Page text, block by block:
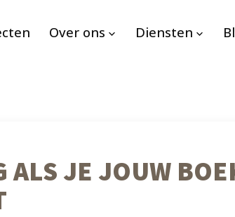
Over ons Diensten
ALS JE JOUW